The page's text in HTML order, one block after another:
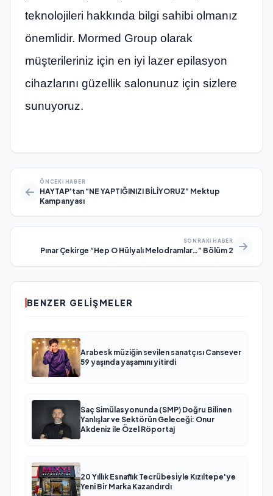
teknolojileri hakkında bilgi sahibi olmanız
önemlidir. Mormed Group olarak
müşterileriniz için en iyi lazer epilasyon
cihazlarını güzellik salonunuz için sizlere
sunuyoruz.
ÖNCEKI HABER
HAYTAP’tan “NE YAPTIĞINIZI BİLİYORUZ” Mektup
Kampanyası
SONRAKI HABER
Pınar Çekirge “Hep O Hülyalı Melodramlar…” Bölüm 2
BENZER GELIŞMELER
Arabesk müziğin sevilen sanatçısı Cansever
59 yaşında yaşamını yitirdi
Saç Simülasyonunda (SMP) Doğru Bilinen
Yanlışlar ve Sektörün Geleceği: Onur
Akdeniz ile Özel Röportaj
20 Yıllık Esnaflık Tecrübesiyle Kızıltepe'ye
Yeni Bir Marka Kazandırdı